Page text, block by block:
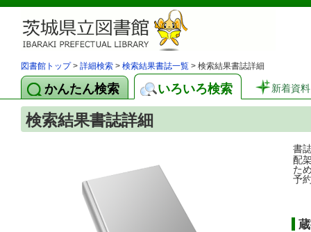
図書館トップ> 詳細検索 > 検索結果書誌一覧 > 検索結果書誌詳細
かんたん検索 いろいろ検索 新着資料
検索結果書誌詳細
書
配
た
予